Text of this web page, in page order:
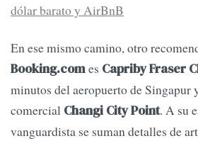
dólar barato y AirBnB
En ese mismo camino, otro
Booking.comes Capriby Fraser
minutos del aeropuerto de Singapur
comercial Changi City Point. A su
vanguardista se suman detalles de